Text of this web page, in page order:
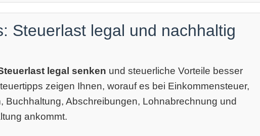
Steuerlast legal und nachhaltig
legal senken und steuerliche Vorteile besser
zeigen Ihnen, worauf es bei Einkommensteuer,
Buchhaltung, Abschreibungen, Lohnabrechnung und
ankommt.